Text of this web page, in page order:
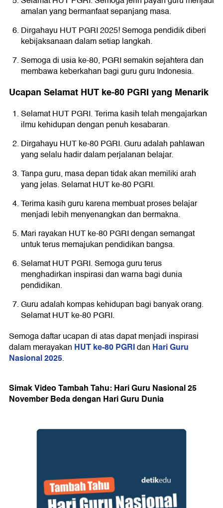
amalan yang bermanfaat sepanjang masa.
Dirgahayu HUT PGRI 2025! Semoga pendidik diberi
kebijaksanaan dalam setiap langkah.
Semoga di usia ke-80, PGRI semakin sejahtera dan
membawa keberkahan bagi guru guru Indonesia.
Ucapan Selamat HUT ke-80 PGRI yang Menarik
Selamat HUT PGRI. Terima kasih telah mengajarkan
ilmu kehidupan dengan penuh kesabaran.
Dirgahayu HUT ke-80 PGRI. Guru adalah pahlawan
yang selalu hadir dalam perjalanan belajar.
Tanpa guru, masa depan tidak akan memiliki arah
yang jelas. Selamat HUT ke-80 PGRI.
Terima kasih guru karena membuat proses belajar
menjadi lebih menyenangkan dan bermakna.
Mari rayakan HUT ke-80 PGRI dengan semangat
untuk terus memajukan pendidikan bangsa.
Selamat HUT PGRI. Semoga guru terus
menghadirkan inspirasi dan warna bagi dunia
pendidikan.
Guru adalah kompas kehidupan bagi banyak orang.
Selamat HUT ke-80 PGRI.
Semoga daftar ucapan di atas dapat menjadi inspirasi
dalam merayakan HUT ke-80 PGRIdan Hari Guru
Nasional 2025.
Simak Video Tambah Tahu: Hari Guru Nasional 25
November Beda dengan Hari Guru Dunia